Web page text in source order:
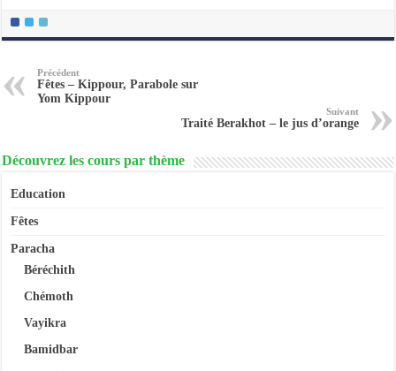
Précédent
Fêtes – Kippour, Parabole sur
Yom Kippour
Suivant
Traité Berakhot – le jus d’orange
Découvrez les cours par thème
Education
Fêtes
Paracha
Béréchith
Chémoth
Vayikra
Bamidbar